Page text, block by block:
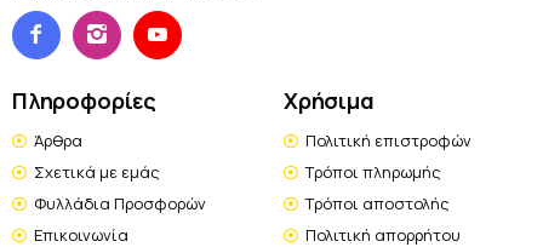
Πληροφορίες
Άρθρα
Σχετικά με εμάς
Φυλλάδια Προσφορών
Επικοινωνία
Χρήσιμα
Πολιτική επιστροφών
Τρόποι πληρωμής
Τρόποι αποστολής
Πολιτική απορρήτου